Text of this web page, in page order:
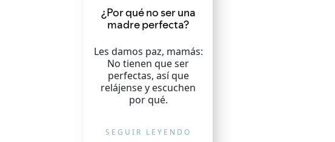
¿Por qué no ser una
madre perfecta?
Les damos paz, mamás:
No tienen que ser
perfectas, así que
relájense y escuchen
por qué.
SEGUIR LEYENDO